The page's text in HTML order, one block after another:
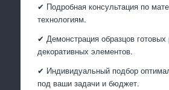
✔ Подробная консультация по
технологиям.
✔ Демонстрация образцов
декоративных элементов.
✔ Индивидуальный подбор
под ваши задачи и бюджет.